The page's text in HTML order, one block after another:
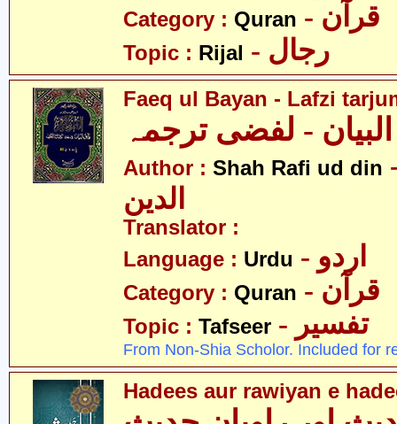
Category : Quran - قرآن
Topic : Rijal - رجال
Faeq ul Bayan - Lafzi
- لفضی ترجمہ
Author : Shah Rafi ud din
الدین
Translator :
Language : Urdu - اردو
Category : Quran - قرآن
Topic : Tafseer - تفسیر
From Non-Shia Scholor. Included for
Hadees aur rawiyan e